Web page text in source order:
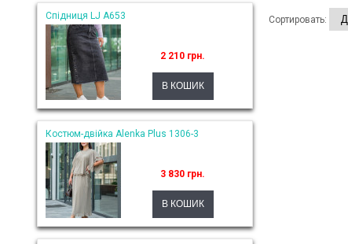
Спідниця LJ A653
2 210 грн.
Костюм-двійка Alenka Plus 1306-3
3 830 грн.
Сортировать: